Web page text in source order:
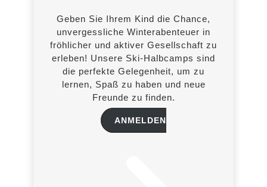
Geben Sie Ihrem Kind die Chance,
unvergessliche Winterabenteuer in
fröhlicher und aktiver Gesellschaft zu
erleben! Unsere Ski-Halbcamps sind
die perfekte Gelegenheit, um zu
lernen, Spaß zu haben und neue
Freunde zu finden.
ANMELDEN